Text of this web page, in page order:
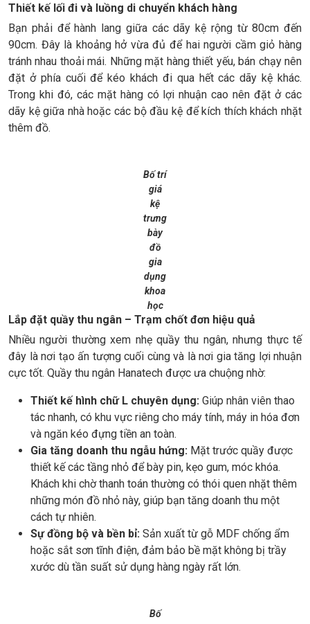
Thiết kế lối đi và luồng di chuyển khách hàng
Bạn phải để hành lang giữa các dãy kệ rộng từ 80cm đến
90cm. Đây là khoảng hở vừa đủ để hai người cầm giỏ hàng
tránh nhau thoải mái. Những mặt hàng thiết yếu, bán chạy nên
đặt ở phía cuối để kéo khách đi qua hết các dãy kệ khác.
Trong khi đó, các mặt hàng có lợi nhuận cao nên đặt ở các
dãy kệ giữa nhà hoặc các bộ đầu kệ để kích thích khách nhặt
thêm đồ.
Bố trí
giá
kệ
trưng
bày
đồ
gia
dụng
khoa
học
Lắp đặt quầy thu ngân – Trạm chốt đơn hiệu quả
Nhiều người thường xem nhẹ quầy thu ngân, nhưng thực tế
đây là nơi tạo ấn tượng cuối cùng và là nơi gia tăng lợi nhuận
cực tốt. Quầy thu ngân Hanatech được ưa chuộng nhờ:
Thiết kế hình chữ L chuyên dụng: Giúp nhân viên thao
tác nhanh, có khu vực riêng cho máy tính, máy in hóa đơn
và ngăn kéo đựng tiền an toàn.
Gia tăng doanh thu ngẫu hứng: Mặt trước quầy được
thiết kế các tầng nhỏ để bày pin, kẹo gum, móc khóa.
Khách khi chờ thanh toán thường có thói quen nhặt thêm
những món đồ nhỏ này, giúp bạn tăng doanh thu một
cách tự nhiên.
Sự đồng bộ và bền bỉ: Sản xuất từ gỗ MDF chống ẩm
hoặc sắt sơn tĩnh điện, đảm bảo bề mặt không bị trầy
xước dù tần suất sử dụng hàng ngày rất lớn.
Bố